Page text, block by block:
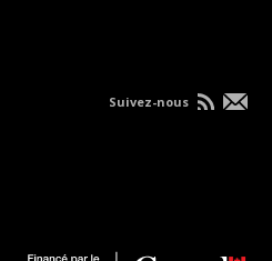
Suivez-nous